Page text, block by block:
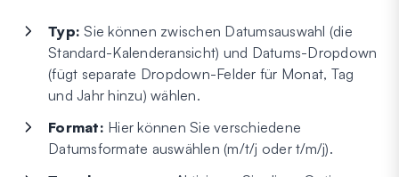
Typ: Sie können zwischen Datumsauswahl (die
Standard-Kalenderansicht) und Datums-Dropdown
(fügt separate Dropdown-Felder für Monat, Tag
und Jahr hinzu) wählen.
Format: Hier können Sie verschiedene
Datumsformate auswählen (m/t/j oder t/m/j).